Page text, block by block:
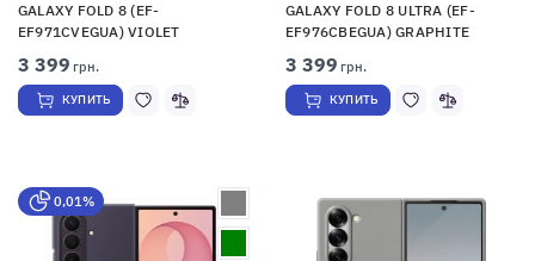
GALAXY FOLD 8 (EF-
EF971CVEGUA) VIOLET
3 399 грн.
КУПИТЬ
GALAXY FOLD 8 ULTRA (EF-
EF976CBEGUA) GRAPHITE
3 399 грн.
КУПИТЬ
0,01%